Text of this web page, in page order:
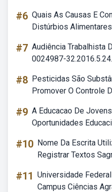
#6 Quais As Causas E
Distúrbios
#7 Audiência Trabalhista
0024987-
#8 Pesticidas São
Promover O Controle
#9 A Educacao De
Oportunidades
#10 Nome Da Escrita
Registrar Textos
#11 Universidade
Campus Ciências